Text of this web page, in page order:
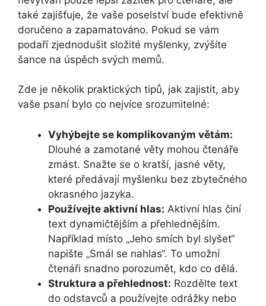
také zajišťuje, že vaše poselství bude efektivně
doručeno a zapamatováno. Pokud se vám
podaří zjednodušit složité myšlenky, zvýšíte
šance na úspěch svých memů.
Zde je několik praktických tipů, jak zajistit, aby
vaše psaní bylo co nejvíce srozumitelné:
Vyhýbejte se komplikovaným větám:
Dlouhé a zamotané věty mohou čtenáře
zmást. Snažte se o kratší, jasné věty,
které předávají myšlenku bez zbytečného
okrasného jazyka.
Používejte aktivní hlas: Aktivní hlas činí
text dynamičtějším a přehlednějším.
Například místo „Jeho smích byl slyšet“
napište „Smál se nahlas“. To umožní
čtenáři snadno porozumět, kdo co dělá.
Struktura a přehlednost: Rozdělte text
do odstavců a používejte odrážky nebo